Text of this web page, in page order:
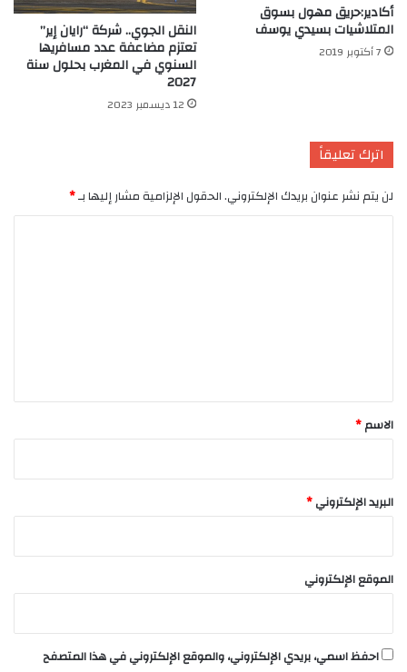
أكادير:حريق مهول بسوق
المتلاشيات بسيدي يوسف
7 أكتوبر 2019
النقل الجوي.. شركة “رايان إير”
تعتزم مضاعفة عدد مسافريها
السنوي في المغرب بحلول سنة
2027
12 ديسمبر 2023
اترك تعليقاً
لن يتم نشر عنوان بريدك الإلكتروني.الحقول الإلزامية مشار إليها بـ*
*
الاسم*
البريد الإلكتروني*
الموقع الإلكتروني
احفظ اسمي، بريدي الإلكتروني، والموقع الإلكتروني في هذا المتصفح